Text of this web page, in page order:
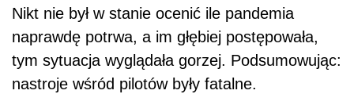
Nikt nie był w stanie ocenić ile pandemia
naprawdę potrwa, a im głębiej postępowała,
tym sytuacja wyglądała gorzej. Podsumowując:
nastroje wśród pilotów były fatalne.